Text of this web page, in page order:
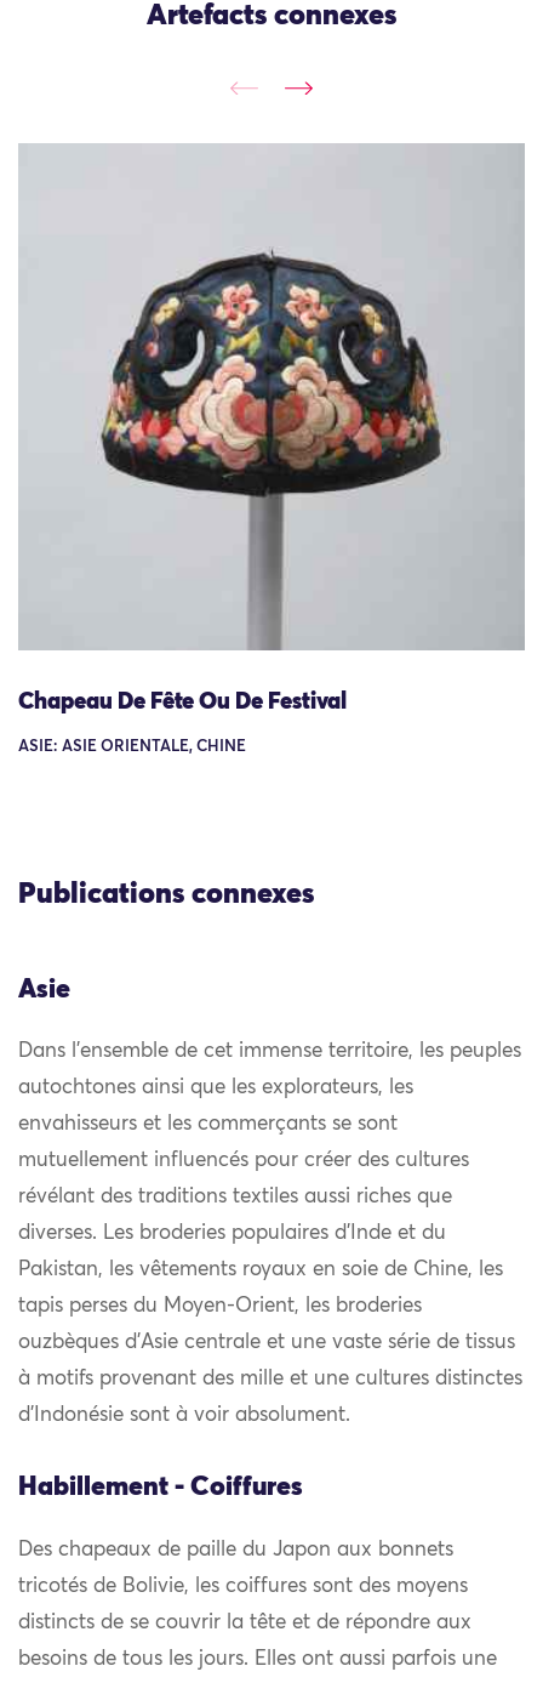
Artefacts connexes
Chapeau De Fête Ou De Festival
ASIE: ASIE ORIENTALE, CHINE
Publications connexes
Asie
Dans l’ensemble de cet immense territoire, les peuples
autochtones ainsi que les explorateurs, les
envahisseurs et les commerçants se sont
mutuellement influencés pour créer des cultures
révélant des traditions textiles aussi riches que
diverses. Les broderies populaires d’Inde et du
Pakistan, les vêtements royaux en soie de Chine, les
tapis perses du Moyen-Orient, les broderies
ouzbèques d’Asie centrale et une vaste série de tissus
à motifs provenant des mille et une cultures distinctes
d’Indonésie sont à voir absolument.
Habillement - Coiffures
Des chapeaux de paille du Japon aux bonnets
tricotés de Bolivie, les coiffures sont des moyens
distincts de se couvrir la tête et de répondre aux
besoins de tous les jours. Elles ont aussi parfois une